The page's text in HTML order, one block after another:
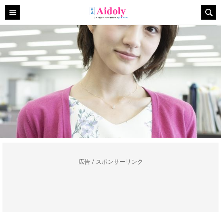
広告 / スポンサーリンク